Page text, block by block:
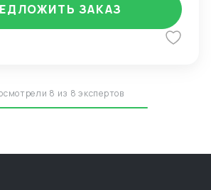
ЗАКАЗ
8 из 8 экспертов